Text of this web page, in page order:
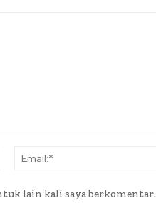
Nama:*
lain kali saya berkomentar.